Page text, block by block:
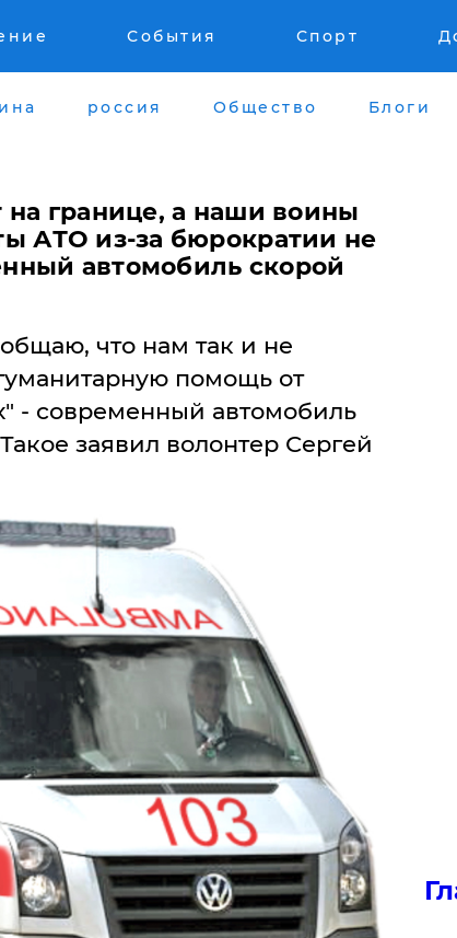
События Спорт
россия Общество Блоги
на границе, а наши воины
АТО из-за бюрократии не
автомобиль скорой
что нам так и не
помощь от
- современный автомобиль
заявил волонтер Сергей